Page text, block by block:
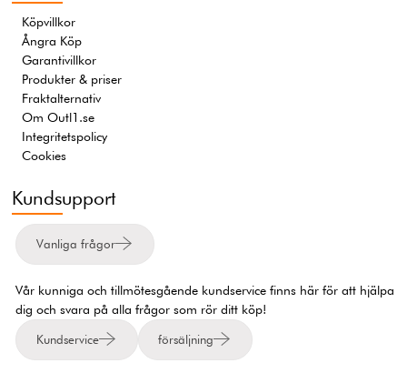
Köpvillkor
Ångra Köp
Garantivillkor
Produkter & priser
Fraktalternativ
Om Outl1.se
Integritetspolicy
Cookies
Kundsupport
Vanliga frågor
Vår kunniga och tillmötesgående kundservice finns här för att hjälpa
dig och svara på alla frågor som rör ditt köp!
Kundservice försäljning